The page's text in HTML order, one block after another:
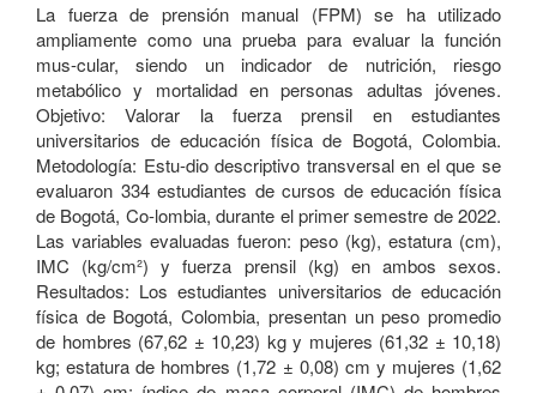
La fuerza de prensión manual (FPM) se ha utilizado
ampliamente como una prueba para evaluar la función
mus-cular, siendo un indicador de nutrición, riesgo
metabólico y mortalidad en personas adultas jóvenes.
Objetivo: Valorar la fuerza prensil en estudiantes
universitarios de educación física de Bogotá, Colombia.
Metodología: Estu-dio descriptivo transversal en el que se
evaluaron 334 estudiantes de cursos de educación física
de Bogotá, Co-lombia, durante el primer semestre de 2022.
Las variables evaluadas fueron: peso (kg), estatura (cm),
IMC (kg/cm²) y fuerza prensil (kg) en ambos sexos.
Resultados: Los estudiantes universitarios de educación
física de Bogotá, Colombia, presentan un peso promedio
de hombres (67,62 ± 10,23) kg y mujeres (61,32 ± 10,18)
kg; estatura de hombres (1,72 ± 0,08) cm y mujeres (1,62